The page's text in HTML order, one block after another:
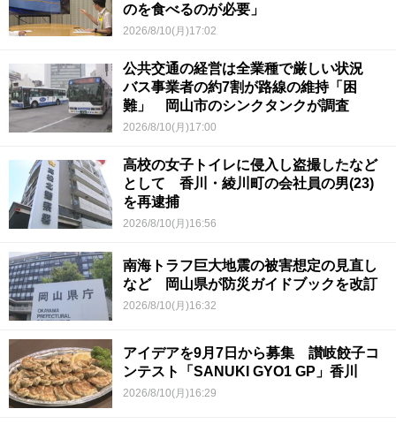
のを食べるのが必要」
2026/8/10(月)17:02
公共交通の経営は全業種で厳しい状況
バス事業者の約7割が路線の維持「困
難」 岡山市のシンクタンクが調査
2026/8/10(月)17:00
高校の女子トイレに侵入し盗撮したなど
として 香川・綾川町の会社員の男(23)
を再逮捕
2026/8/10(月)16:56
南海トラフ巨大地震の被害想定の見直し
など 岡山県が防災ガイドブックを改訂
2026/8/10(月)16:32
アイデアを9月7日から募集 讃岐餃子コ
ンテスト「SANUKI GYO1 GP」香川
2026/8/10(月)16:29